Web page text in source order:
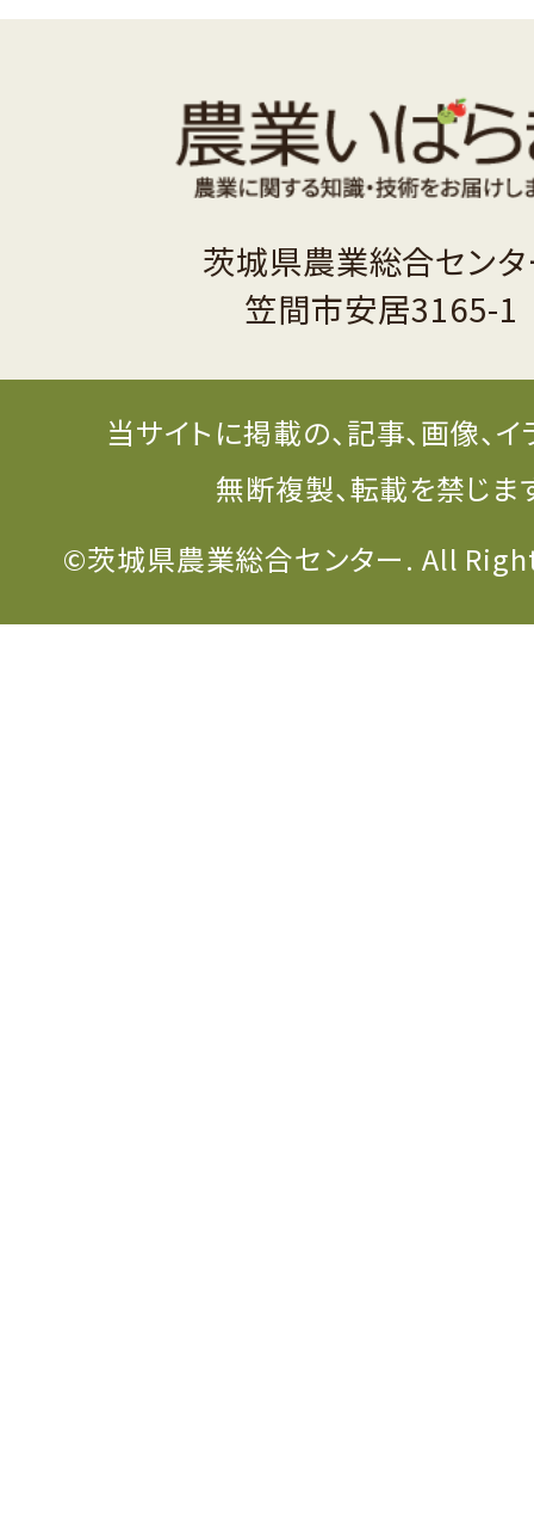
茨城県農業総合セン
笠間市安居3165-1
当サイトに掲載の、記事、画像、
無断複製、転載を禁じま
©茨城県農業総合センター. All